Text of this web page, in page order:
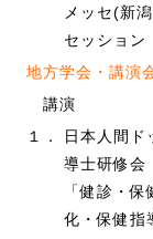
メッセ(新
セッショ
地方学会・講演
講演
１．
日本人間
導士研修会
「健診・
化・保健